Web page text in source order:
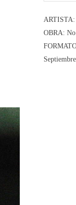
ARTISTA:
OBRA: